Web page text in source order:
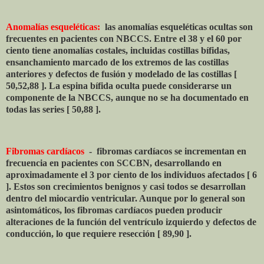
Anomalías esqueléticas: las anomalías esqueléticas ocultas son
frecuentes en pacientes con NBCCS. Entre el 38 y el 60 por
ciento tiene anomalías costales, incluidas costillas bífidas,
ensanchamiento marcado de los extremos de las costillas
anteriores y defectos de fusión y modelado de las costillas [
50,52,88 ]. La espina bífida oculta puede considerarse un
componente de la NBCCS, aunque no se ha documentado en
todas las series [ 50,88 ].
Fibromas cardíacos - fibromas cardíacos se incrementan en
frecuencia en pacientes con SCCBN, desarrollando en
aproximadamente el 3 por ciento de los individuos afectados [ 6
]. Estos son crecimientos benignos y casi todos se desarrollan
dentro del miocardio ventricular. Aunque por lo general son
asintomáticos, los fibromas cardíacos pueden producir
alteraciones de la función del ventrículo izquierdo y defectos de
conducción, lo que requiere resección [ 89,90 ].